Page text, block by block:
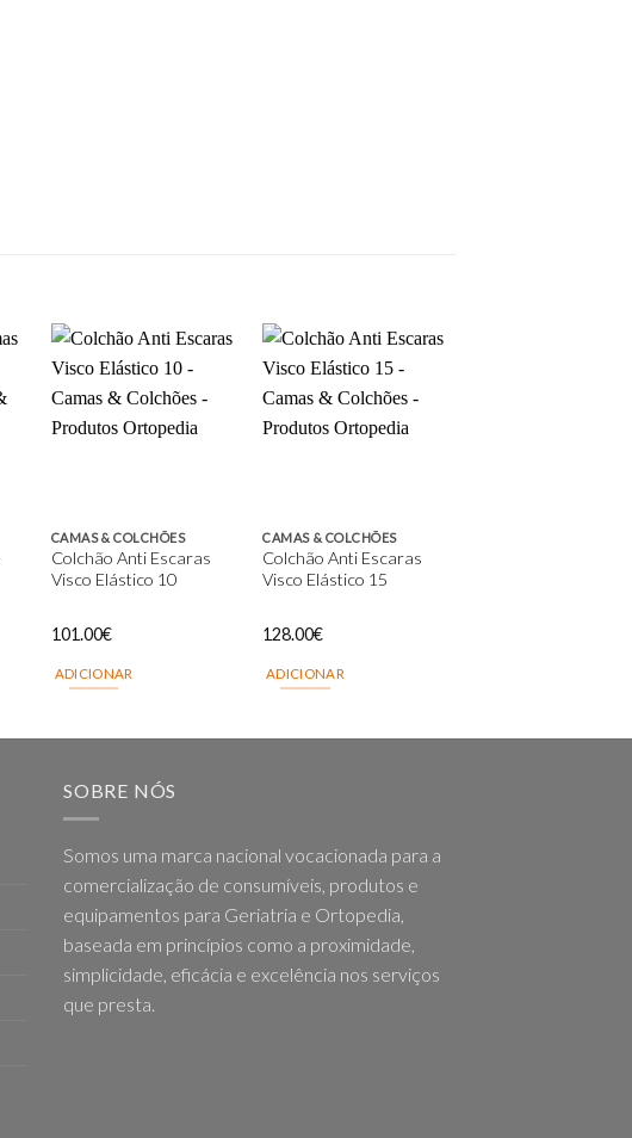
Add to
CAMAS & COLCHÕES
Colchão Anti Escaras
Visco Elástico 10
101.00€
ADICIONAR
Add to
CAMAS & COLCHÕES
Colchão Anti Escaras
Visco Elástico 15
128.00€
ADICIONAR
SOBRE NÓS
Somos uma marca nacional vocacionada para a
comercialização de consumíveis, produtos e
equipamentos para Geriatria e Ortopedia,
baseada em princípios como a proximidade,
simplicidade, eficácia e excelência nos serviços
que presta.